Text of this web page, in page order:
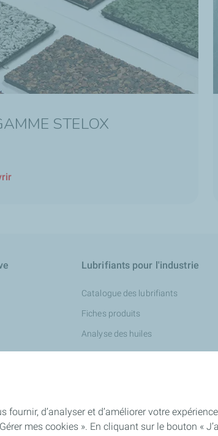
STELOX
Lubrifiants pour l'industrie
Catalogue des lubrifiants
Fiches produits
Analyse des huiles
Conseils de nos experts
Nous-contacter
d’analyser et d’améliorer votre
mes cookies ». En cliquant sur le bouton «